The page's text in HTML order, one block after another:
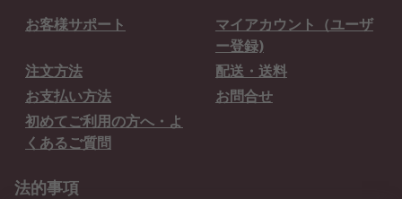
お客様サポート
マイアカウント（ユーザ
ー登録)
注文方法
配送・送料
お支払い方法
お問合せ
初めてご利用の方へ・よ
くあるご質問
法的事項